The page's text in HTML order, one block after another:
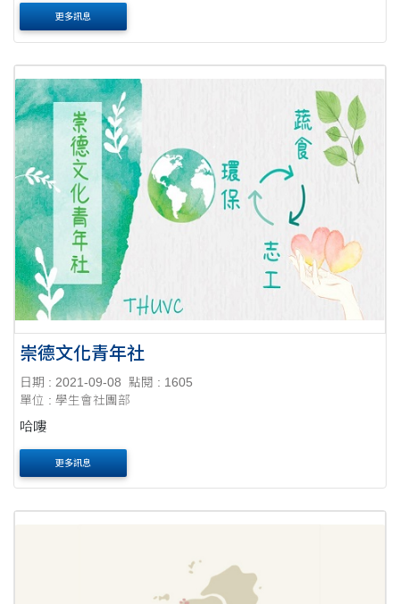
更多訊息
崇德文化青年社
日期 : 2021-09-08
點閱 : 1605
單位 : 學生會社團部
哈嘍
更多訊息